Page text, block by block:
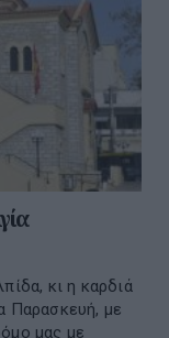
κι η καρδιά
Παρασκευή, με
μας με